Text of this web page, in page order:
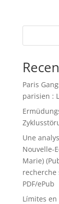
Paris
parisien :
Une
Nouvelle-
Marie)
PDF/ePub
Límites en